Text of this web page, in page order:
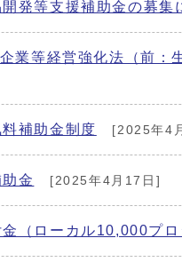
発等支援補助金の募集
業等経営強化法（前：
補助金制度 [2025年4
金 [2025年4月17日]
（ローカル10,000プロ